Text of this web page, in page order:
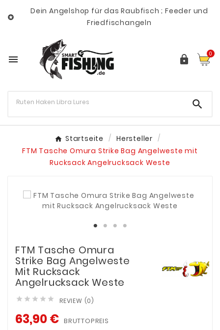

Dein Angelshop für das Raubfisch ; Feeder und
Friedfischangeln
  0

Startseite
Hersteller
FTM Tasche Omura Strike Bag Angelweste mit
Rucksack Angelrucksack Weste
FTM Tasche Omura
Strike Bag Angelweste
Mit Rucksack
Angelrucksack Weste
     REVIEW (0)
63,90 € BRUTTOPREIS